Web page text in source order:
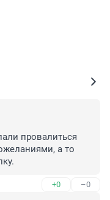
провалиться
а то
+0 –0